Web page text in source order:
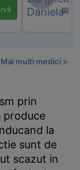
📅
Mai multi medici >
prin
produce
la
sunt de
scazut in